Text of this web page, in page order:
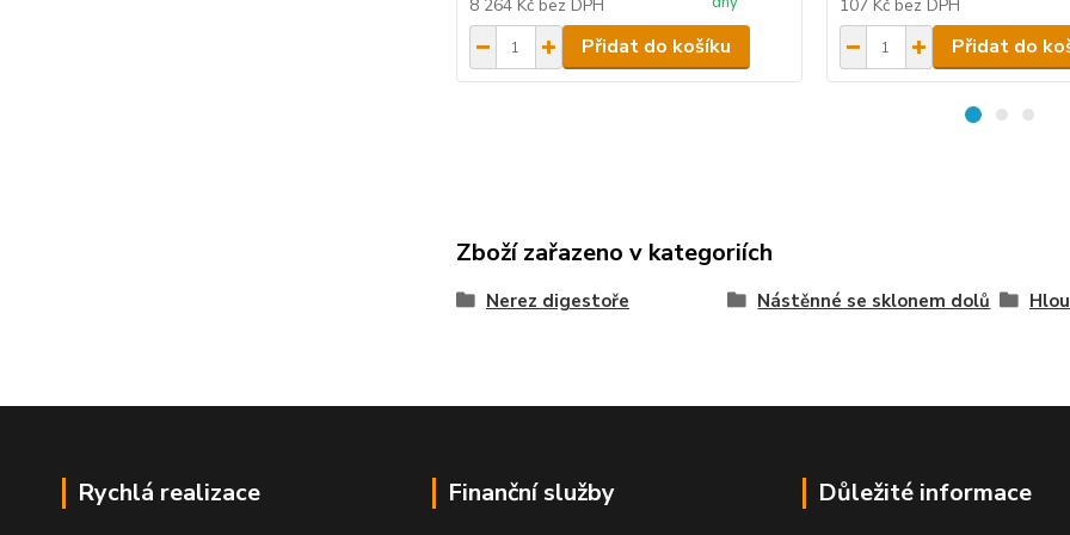
8 264 Kč bez DPH
Přidat do košíku
107 Kč bez DPH
Přidat do
Zboží zařazeno v kategoriích
Nerez digestoře Nástěnné se sklonem dolů
Rychlá realizace Finanční služby Důležité informace